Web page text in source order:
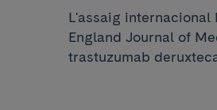
L'assaig internacional
England Journal of
trastuzumab